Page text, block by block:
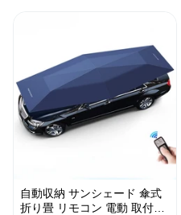
自動収納 サンシェード 傘式
折り畳 リモコン 電動 取付簡